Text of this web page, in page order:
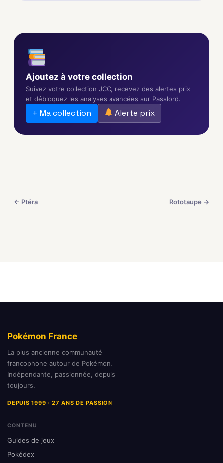
Ajoutez à votre collection
Suivez votre collection JCC, recevez des alertes prix
et débloquez les analyses avancées sur Passlord.
+ Ma collection Alerte prix
← Ptéra Rototaupe →
Pokémon France
La plus ancienne communauté
francophone autour de Pokémon.
Indépendante, passionnée, depuis
toujours.
DEPUIS 1999 · 27 ANS DE PASSION
CONTENU
Guides de jeux
Pokédex